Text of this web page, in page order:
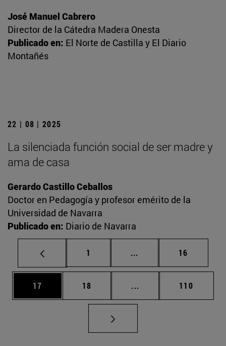
José Manuel Cabrero
Director de la Cátedra Madera Onesta
Publicado en: El Norte de Castilla y El Diario
Montañés
22 | 08 | 2025
La silenciada función social de ser madre y
ama de casa
Gerardo Castillo Ceballos
Doctor en Pedagogía y profesor emérito de la
Universidad de Navarra
Publicado en: Diario de Navarra
Página
1 ... Páginas intermedias
Página
16
Página
17 Página
18 ... Páginas intermedias
Página
110